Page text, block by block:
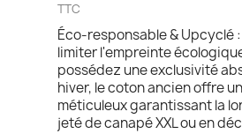
TTC
Éco-responsable & Upcyclé
limiter l'empreinte
possédez une exclusivité
hiver, le coton ancien offre
méticuleux garantissant la
jeté de canapé XXL ou en